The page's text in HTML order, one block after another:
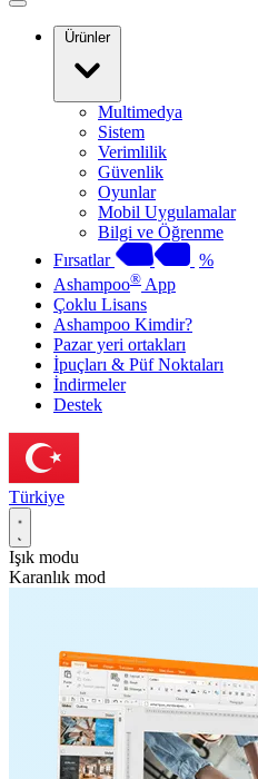
Ürünler
Multimedya
Sistem
Verimlilik
Güvenlik
Oyunlar
Mobil Uygulamalar
Bilgi ve Öğrenme
Fırsatlar
%
Ashampoo® App
Çoklu Lisans
Ashampoo Kimdir?
Pazar yeri ortakları
İpuçları & Püf Noktaları
İndirmeler
Destek
Türkiye
Işık modu
Karanlık mod